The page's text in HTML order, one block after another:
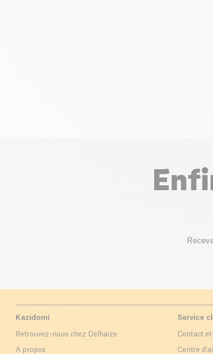
Kazidomi
Retrouvez-nous chez Delhaize
A propos
Service
Contact
Centre